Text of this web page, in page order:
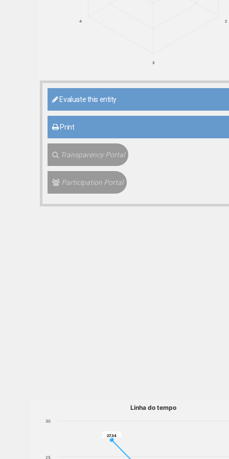
2
3
4
Evaluate this entity
Print
Transparency Portal
Participation Portal
Linha do tempo
27,34
27,34
25
30